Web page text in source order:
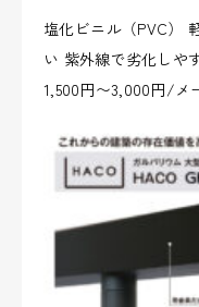
塩化ビニル（PVC）
い 紫外線で劣化しや
1,500円〜3,000円/メ